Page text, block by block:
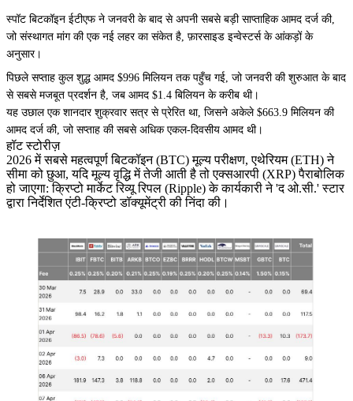
स्पॉट बिटकॉइन ईटीएफ ने जनवरी के बाद से अपनी सबसे बड़ी साप्ताहिक आमद दर्ज की,
जो संस्थागत मांग की एक नई लहर का संकेत है, फ़ारसाइड इन्वेस्टर्स के आंकड़ों के
अनुसार।
पिछले सप्ताह कुल शुद्ध आमद $996 मिलियन तक पहुँच गई, जो जनवरी की शुरुआत के बाद
से सबसे मजबूत प्रदर्शन है, जब आमद $1.4 बिलियन के करीब थी।
यह उछाल एक शानदार शुक्रवार सत्र से प्रेरित था, जिसने अकेले $663.9 मिलियन की
आमद दर्ज की, जो सप्ताह की सबसे अधिक एकल-दिवसीय आमद थी।
हॉट स्टोरीज़
2026 में सबसे महत्वपूर्ण बिटकॉइन (BTC) मूल्य परीक्षण, एथेरियम (ETH) ने
सीमा को छुआ, यदि मूल्य वृद्धि में तेजी आती है तो एक्सआरपी (XRP) पैराबोलिक
हो जाएगा: क्रिप्टो मार्केट रिव्यू रिपल (Ripple) के कार्यकारी ने 'द ओ.सी.' स्टार
द्वारा निर्देशित एंटी-क्रिप्टो डॉक्यूमेंट्री की निंदा की।